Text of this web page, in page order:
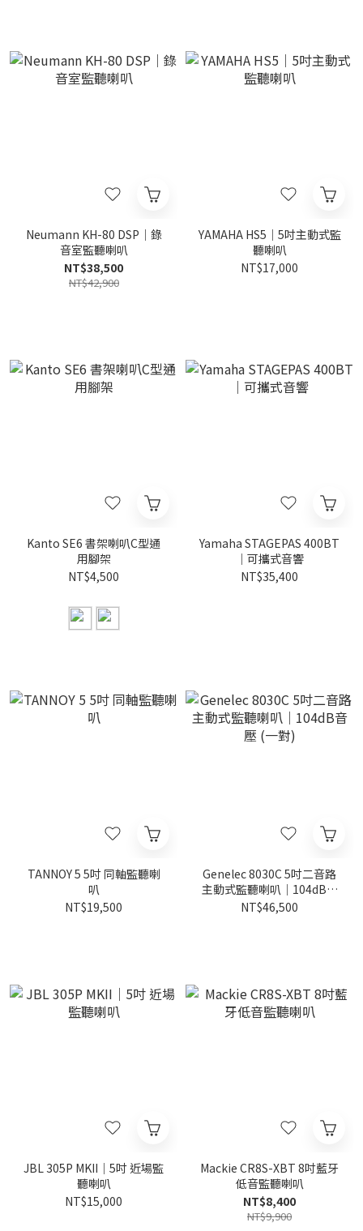
Neumann KH-80 DSP｜錄
音室監聽喇叭
NT$38,500
NT$42,900
YAMAHA HS5｜5吋主動式監
聽喇叭
NT$17,000
Kanto SE6 書架喇叭C型通
用腳架
NT$4,500
Yamaha STAGEPAS 400BT
｜可攜式音響
NT$35,400
TANNOY 5 5吋 同軸監聽喇
叭
NT$19,500
Genelec 8030C 5吋二音路
主動式監聽喇叭｜104dB音
壓 (一對)
NT$46,500
JBL 305P MKII｜5吋 近場監
聽喇叭
NT$15,000
Mackie CR8S-XBT 8吋藍牙
低音監聽喇叭
NT$8,400
NT$9,900